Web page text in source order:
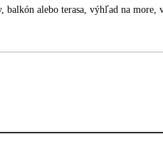
balkón alebo terasa, výhľad na